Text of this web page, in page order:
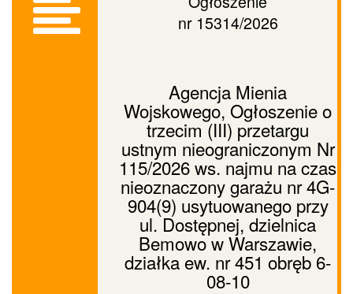
nr 15314/2026
Agencja Mienia
Wojskowego, Ogłoszenie o
trzecim (III) przetargu
ustnym nieograniczonym Nr
115/2026 ws. najmu na czas
nieoznaczony garażu nr 4G-
904(9) usytuowanego przy
ul. Dostępnej, dzielnica
Bemowo w Warszawie,
działka ew. nr 451 obręb 6-
08-10